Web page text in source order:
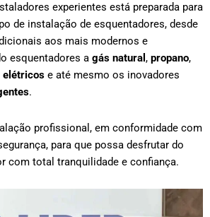
experientes está preparada para
de instalação de esquentadores, desde
aos mais modernos e
esquentadores a gás natural , propano,
elétricos e até mesmo os inovadores
.
profissional, em conformidade com
para que possa desfrutar do
com total tranquilidade e confiança.